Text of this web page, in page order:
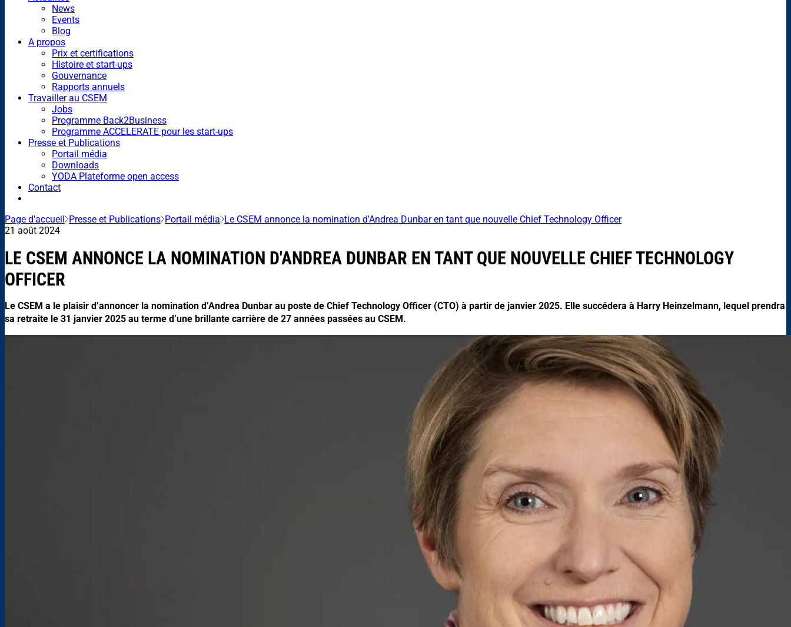
News
Events
Blog
A propos
Prix et certifications
Histoire et start-ups
Gouvernance
Rapports annuels
Travailler au CSEM
Jobs
Programme Back2Business
Programme ACCELERATE pour les start-ups
Presse et Publications
Portail média
Downloads
YODA Plateforme open access
Contact
Page d'accueil Presse et Publications Portail média Le CSEM annonce la nomination d'Andrea Dunbar en tant que nouvelle Chief Technology Officer
21 août 2024
LE CSEM ANNONCE LA NOMINATION D'ANDREA DUNBAR EN TANT QUE NOUVELLE CHIEF TECHNOLOGY
OFFICER
Le CSEM a le plaisir d’annoncer la nomination d’Andrea Dunbar au poste de Chief Technology Officer (CTO) à partir de janvier 2025. Elle succédera à Harry Heinzelmann, lequel prendra
sa retraite le 31 janvier 2025 au terme d’une brillante carrière de 27 années passées au CSEM.